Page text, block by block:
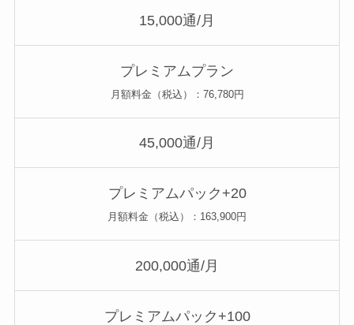
15,000通/月
プレミアムプラン
月額料金（税込）：76,780円
45,000通/月
プレミアムパック+20
月額料金（税込）：163,900円
200,000通/月
プレミアムパック+100